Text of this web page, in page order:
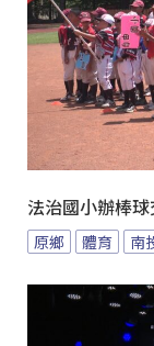
法治國小辦棒
原鄉 體育 南